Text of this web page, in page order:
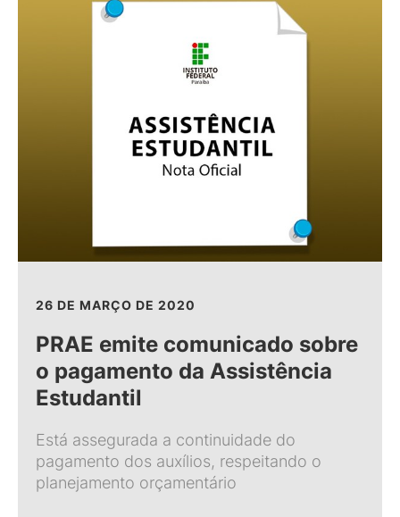
26 DE MARÇO DE 2020
PRAE emite comunicado sobre
o pagamento da Assistência
Estudantil
Está assegurada a continuidade do
pagamento dos auxílios, respeitando o
planejamento orçamentário